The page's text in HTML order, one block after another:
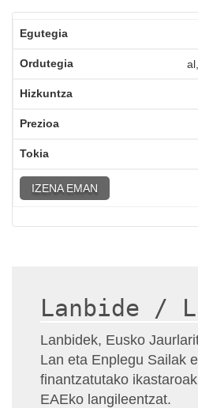
IZENA EMAN
Lanbide /
Lanbidek, Eusko
Lan eta Enplegu Sailak
finantzatutako
EAEko langileentzat.